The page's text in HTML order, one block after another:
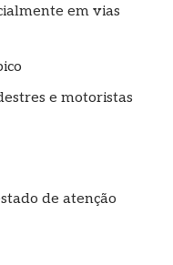
em vias
e motoristas
de atenção